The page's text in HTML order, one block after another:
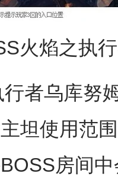
焰之执行
乌库努姆
坦使用范
房间